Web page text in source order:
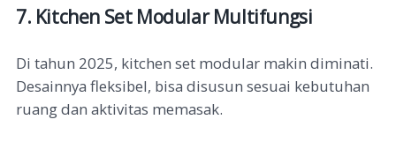
7. Kitchen Set Modular Multifungsi
Di tahun 2025, kitchen set modular makin diminati.
Desainnya fleksibel, bisa disusun sesuai kebutuhan
ruang dan aktivitas memasak.